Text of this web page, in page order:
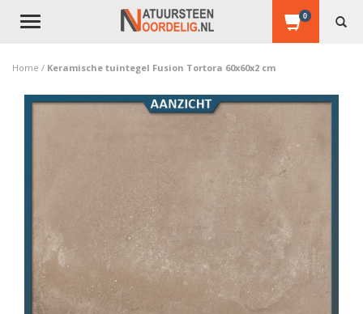
Toggle
0
Home / Keramische tuintegel Fusion Tortora 60x60x2 cm